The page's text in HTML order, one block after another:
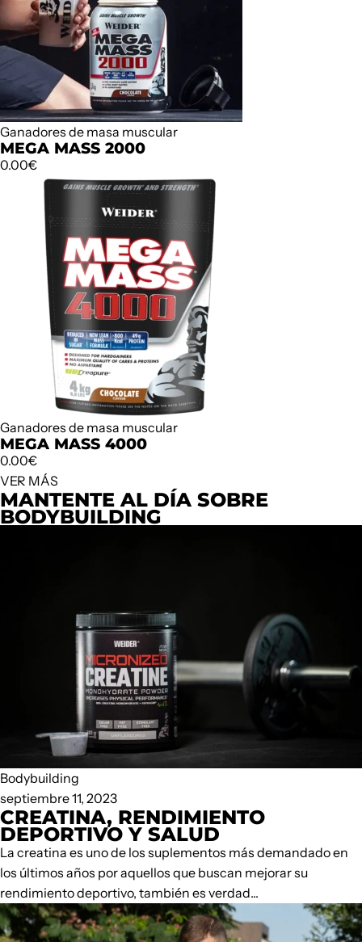
Ganadores de masa muscular
MEGA MASS 2000
0.00€
Ganadores de masa muscular
MEGA MASS 4000
0.00€
VER MÁS
MANTENTE AL DÍA SOBRE
BODYBUILDING
Bodybuilding
septiembre 11, 2023
CREATINA, RENDIMIENTO
DEPORTIVO Y SALUD
La creatina es uno de los suplementos más demandado en
los últimos años por aquellos que buscan mejorar su
rendimiento deportivo, también es verdad...